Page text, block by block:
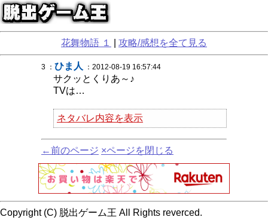
花舞物語 １ 攻略/感想を全て見る
3 ： ひま人 ：2012-08-19 16:57:44
サクッとくりあ～♪
TVは…
ネタバレ内容を表示
←前のページ ×ページを閉じる
Copyright (C) 脱出ゲーム王 All Rights reverced.